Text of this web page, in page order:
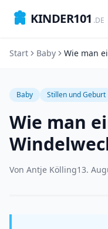
KINDER101 .DE
Start Baby Wie man
Baby Stillen und Geburt
Wie man
Von Antje Kölling13.